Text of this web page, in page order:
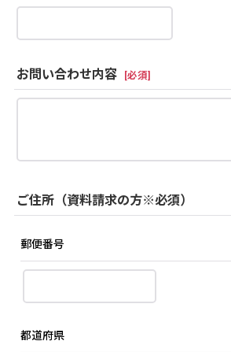
お問い合わせ内容 [必須]
ご住所（資料請求の方※必須）
郵便番号
都道府県